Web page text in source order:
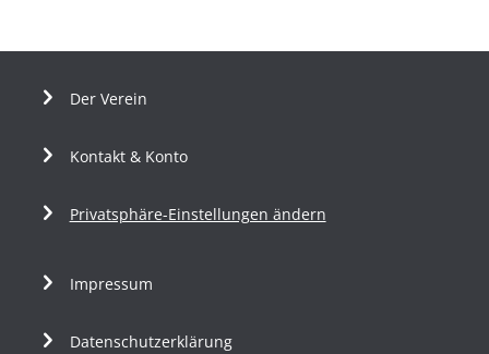
Der Verein
Kontakt & Konto
Privatsphäre-Einstellungen ändern
Impressum
Datenschutzerklärung